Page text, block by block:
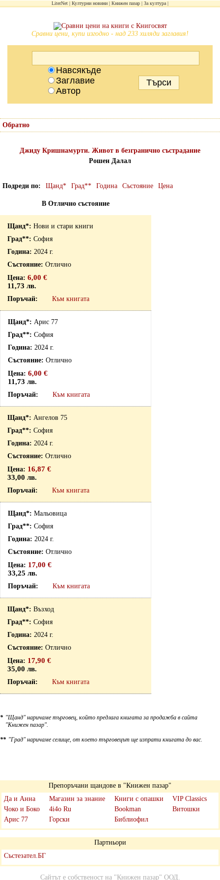
LiterNet Културни новини Книжен пазар За култура
Сравни цени, купи изгодно - над 233 хиляди заглавия!
Навсякъде
Заглавие
Автор
Обратно
Джиду Кришнамурти. Живот в безгранично състрадание
Рошен Далал
Подреди по Щанд* Град** Година Състояние Цена
В Отлично състояние
Нови и стари книги
София
2024 г.
Отлично
6,00 €
11,73 лв.
Към книгата
Арис 77
София
2024 г.
Отлично
6,00 €
11,73 лв.
Към книгата
Ангелов 75
София
2024 г.
Отлично
16,87 €
33,00 лв.
Към книгата
Мальовица
София
2024 г.
Отлично
17,00 €
33,25 лв.
Към книгата
Възход
София
2024 г.
Отлично
17,90 €
35,00 лв.
Към книгата
* "Щанд" наричаме търговец, който предлага книгата за продажба в сайта
"Книжен пазар".
** "Град" наричаме селище, от което търговецът ще изпрати книгата до вас.
Препоръчани щандове в "Книжен пазар"
Да и Анна
Чоко и Боко
Арис 77
Магазин за знание
4i4o Ru
Горски
Книги с опашки
Bookman
Библиофил
VIP Classics
Витошки
Партньори
Състезател.БГ
Сайтът е собственост на "Книжен пазар" ООД.